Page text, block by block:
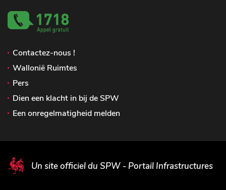
Contactez-nous !
Wallonië Ruimtes
Pers
Dien een klacht in bij de SPW
Een onregelmatigheid melden
Un site officiel du SPW - Portail Infrastructures